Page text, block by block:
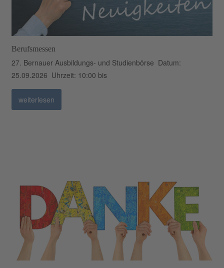
Berufsmessen
27. Bernauer Ausbildungs- und Studienbörse Datum:
25.09.2026 Uhrzeit: 10:00 bis
weiterlesen